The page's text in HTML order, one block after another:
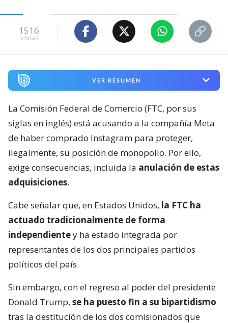
1516
visitas
VER RESUMEN
La Comisión Federal de Comercio (FTC, por sus
siglas en inglés) está acusando a la compañía Meta
de haber comprado Instagram para proteger,
ilegalmente, su posición de monopolio. Por ello,
exige consecuencias, incluida la anulación de estas
adquisiciones.
Cabe señalar que, en Estados Unidos, la FTC ha
actuado tradicionalmente de forma
independientey ha estado integrada por
representantes de los dos principales partidos
políticos del país.
Sin embargo, con el regreso al poder del presidente
Donald Trump, se ha puesto fin a su bipartidismo
tras la destitución de los dos comisionados que